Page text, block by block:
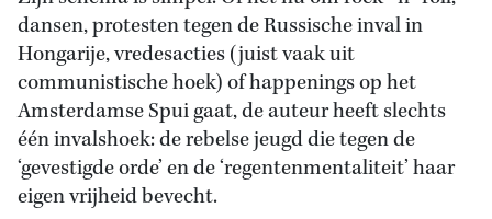
dansen, protesten tegen de Russische inval in
Hongarije, vredesacties (juist vaak uit
communistische hoek) of happenings op het
Amsterdamse Spui gaat, de auteur heeft slechts
één invalshoek: de rebelse jeugd die tegen de
‘gevestigde orde’ en de ‘regentenmentaliteit’ haar
eigen vrijheid bevecht.